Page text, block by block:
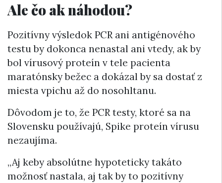
Ale čo ak náhodou?
Pozitívny výsledok PCR ani antigénového
testu by dokonca nenastal ani vtedy, ak by
bol vírusový proteín v tele pacienta
maratónsky bežec a dokázal by sa dostať z
miesta vpichu až do nosohltanu.
Dôvodom je to, že PCR testy, ktoré sa na
Slovensku používajú, Spike proteín vírusu
nezaujíma.
„Aj keby absolútne hypoteticky takáto
možnosť nastala, aj tak by to pozitívny